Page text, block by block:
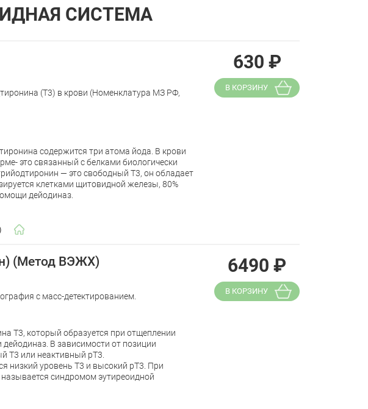
СИСТЕМА
(Т3) в крови (Номенклатура МЗ РФ,
содержится три атома йода. В крови
это связанный с белками биологически
— это свободный Т3, он обладает
клетками щитовидной железы, 80%
дейодиназ.
630 ₽
В КОРЗИНУ
(Метод ВЭЖХ)
с масс-детектированием.
Т3, который образуется при отщеплении
В зависимости от позиции
Т3 или неактивный рТ3.
низкий уровень Т3 и высокий рТ3. При
синдромом эутиреоидной
6490 ₽
В КОРЗИНУ